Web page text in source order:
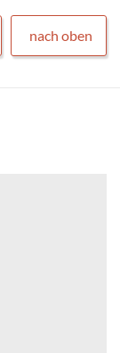
nach oben